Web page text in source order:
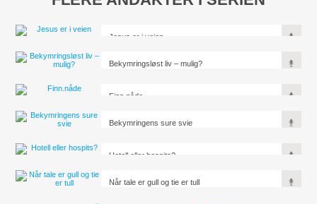
Jesus er i veien
Bekymringsløst liv – mulig?
Finn.nåde
Bekymringens sure svie
Hotell eller hospits?
Når tale er gull og tie er tull